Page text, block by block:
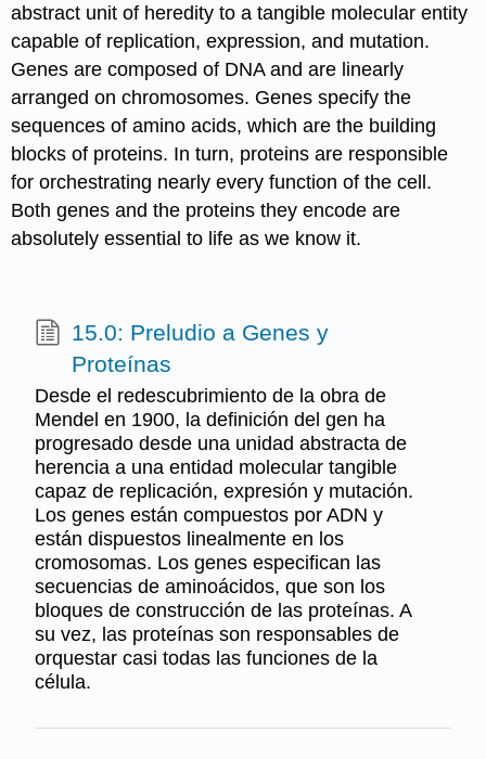
abstract unit of heredity to a tangible molecular entity
capable of replication, expression, and mutation.
Genes are composed of DNA and are linearly
arranged on chromosomes. Genes specify the
sequences of amino acids, which are the building
blocks of proteins. In turn, proteins are responsible
for orchestrating nearly every function of the cell.
Both genes and the proteins they encode are
absolutely essential to life as we know it.
15.0: Preludio a Genes y
Proteínas
Desde el redescubrimiento de la obra de
Mendel en 1900, la definición del gen ha
progresado desde una unidad abstracta de
herencia a una entidad molecular tangible
capaz de replicación, expresión y mutación.
Los genes están compuestos por ADN y
están dispuestos linealmente en los
cromosomas. Los genes especifican las
secuencias de aminoácidos, que son los
bloques de construcción de las proteínas. A
su vez, las proteínas son responsables de
orquestar casi todas las funciones de la
célula.